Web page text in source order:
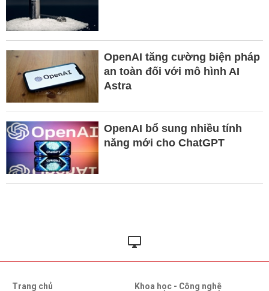
OpenAI tăng cường biện pháp
an toàn đối với mô hình AI
Astra
OpenAI bổ sung nhiều tính
năng mới cho ChatGPT
Trang chủ
Khoa học - Công nghệ